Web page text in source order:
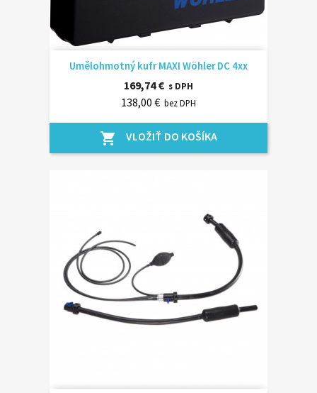
Umělohmotný kufr MAXI Wöhler DC 4xx
169,74 € s DPH
138,00 € bez DPH
shopping_cart VLOŽIŤ DO KOŠÍKA